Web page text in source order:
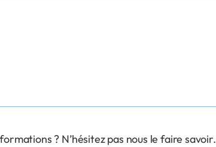
? N’hésitez pas nous le faire savoir.